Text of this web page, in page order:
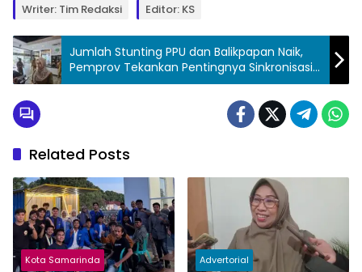
Writer: Tim Redaksi Editor: KS
Jumlah Stunting PPU dan Balikpapan Naik,
Pemprov Tekankan Pentingnya Sinkronisasi
Data
Related Posts
Kota Samarinda Advertorial